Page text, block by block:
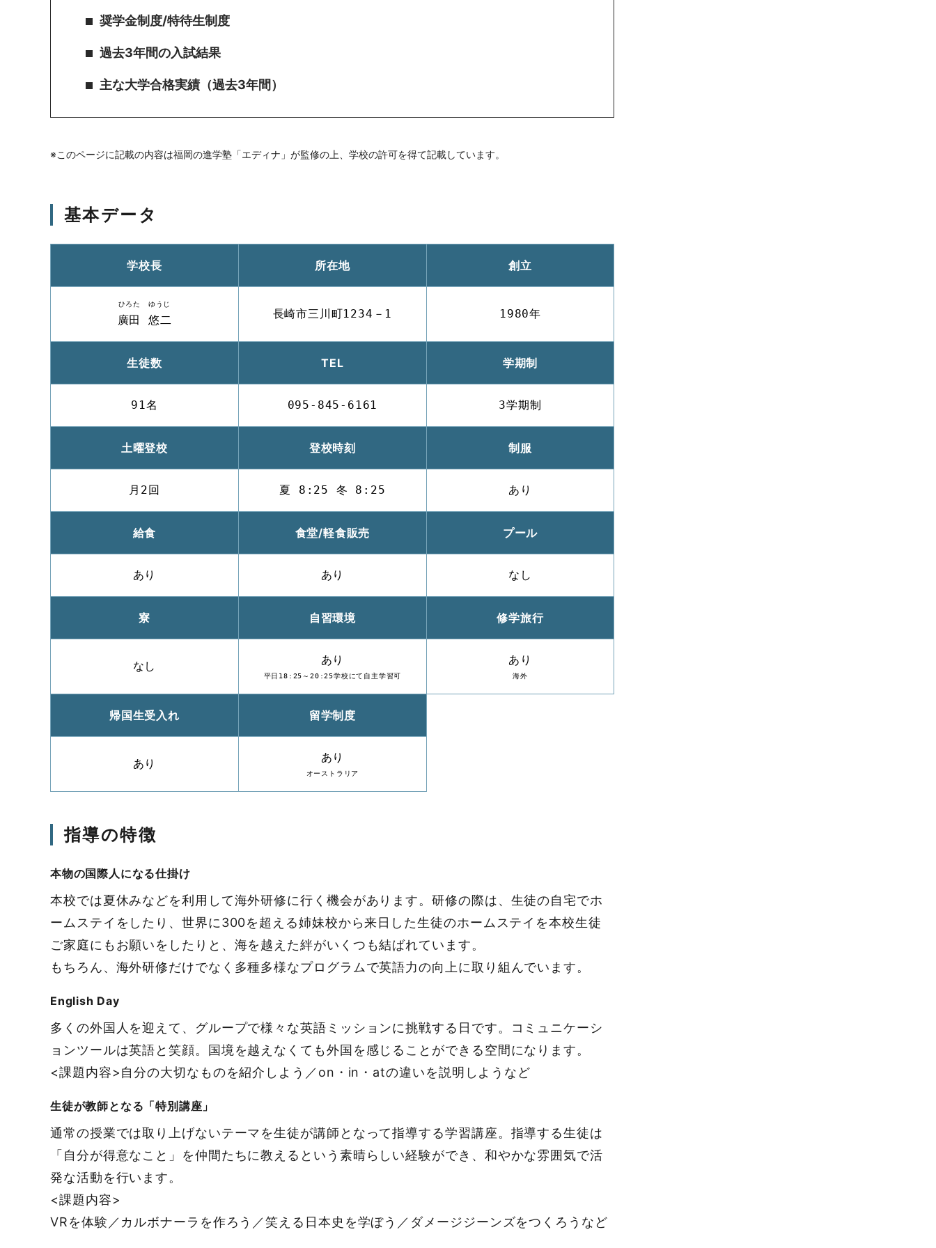
奨学金制度/特待生制度
過去3年間の入試結果
主な大学合格実績（過去3年間）
※このページに記載の内容は福岡の進学塾「エディナ」が監修の上、学校の許可を得て記載しています。
基本データ
学校長 所在地 創立
ひろた ゆうじ
廣田 悠二 長崎市三川町1234－1 1980年
生徒数 TEL 学期制
91名 095-845-6161 3学期制
土曜登校 登校時刻 制服
月2回 夏 8:25 冬 8:25 あり
給食 食堂/軽食販売 プール
あり あり なし
寮 自習環境 修学旅行
なし あり
平日18:25～20:25学校にて自主学習可
あり
海外
帰国生受入れ 留学制度
あり あり
オーストラリア
指導の特徴
本物の国際人になる仕掛け
本校では夏休みなどを利用して海外研修に行く機会があります。研修の際は、生徒の自宅でホ
ームステイをしたり、世界に300を超える姉妹校から来日した生徒のホームステイを本校生徒
ご家庭にもお願いをしたりと、海を越えた絆がいくつも結ばれています。
もちろん、海外研修だけでなく多種多様なプログラムで英語力の向上に取り組んでいます。
English Day
多くの外国人を迎えて、グループで様々な英語ミッションに挑戦する日です。コミュニケーシ
ョンツールは英語と笑顔。国境を越えなくても外国を感じることができる空間になります。
<課題内容>自分の大切なものを紹介しよう／on・in・atの違いを説明しようなど
生徒が教師となる「特別講座」
通常の授業では取り上げないテーマを生徒が講師となって指導する学習講座。指導する生徒は
「自分が得意なこと」を仲間たちに教えるという素晴らしい経験ができ、和やかな雰囲気で活
発な活動を行います。
<課題内容>
VRを体験／カルボナーラを作ろう／笑える日本史を学ぼう／ダメージジーンズをつくろうなど